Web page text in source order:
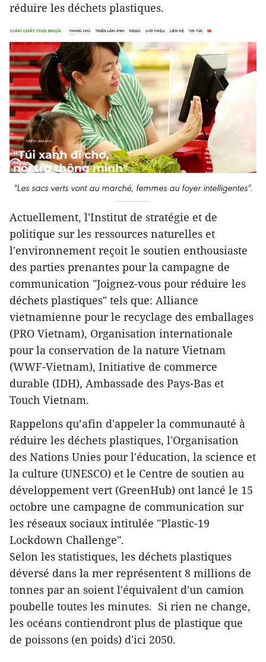
réduire les déchets plastiques.
"Les sacs verts vont au marché, femmes au foyer intelligentes".
Actuellement, l'Institut de stratégie et de
politique sur les ressources naturelles et
l'environnement reçoit le soutien enthousiaste
des parties prenantes pour la campagne de
communication "Joignez-vous pour réduire les
déchets plastiques" tels que: Alliance
vietnamienne pour le recyclage des emballages
(PRO Vietnam), Organisation internationale
pour la conservation de la nature Vietnam
(WWF-Vietnam), Initiative de commerce
durable (IDH), Ambassade des Pays-Bas et
Touch Vietnam.
Rappelons qu’afin d'appeler la communauté à
réduire les déchets plastiques, l'Organisation
des Nations Unies pour l'éducation, la science et
la culture (UNESCO) et le Centre de soutien au
développement vert (GreenHub) ont lancé le 15
octobre une campagne de communication sur
les réseaux sociaux intitulée "Plastic-19
Lockdown Challenge".
Selon les statistiques, les déchets plastiques
déversé dans la mer représentent 8 millions de
tonnes par an soient l'équivalent d'un camion
poubelle toutes les minutes. Si rien ne change,
les océans contiendront plus de plastique que
de poissons (en poids) d'ici 2050.